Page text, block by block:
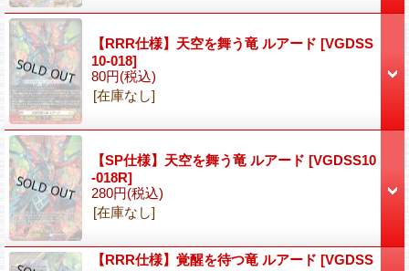
【RRR仕様】天空を舞う竜 ルアード [VGDSS
10-018]
80円(税込)
[在庫なし]
【SP仕様】天空を舞う竜 ルアード [VGDSS10
-018R]
280円(税込)
[在庫なし]
【RRR仕様】覚醒を待つ竜 ルアード [VGDSS